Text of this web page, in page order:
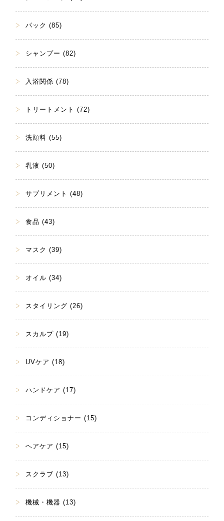
パック (85)
シャンプー (82)
入浴関係 (78)
トリートメント (72)
洗顔料 (55)
乳液 (50)
サプリメント (48)
食品 (43)
マスク (39)
オイル (34)
スタイリング (26)
スカルプ (19)
UVケア (18)
ハンドケア (17)
コンディショナー (15)
ヘアケア (15)
スクラブ (13)
機械・機器 (13)